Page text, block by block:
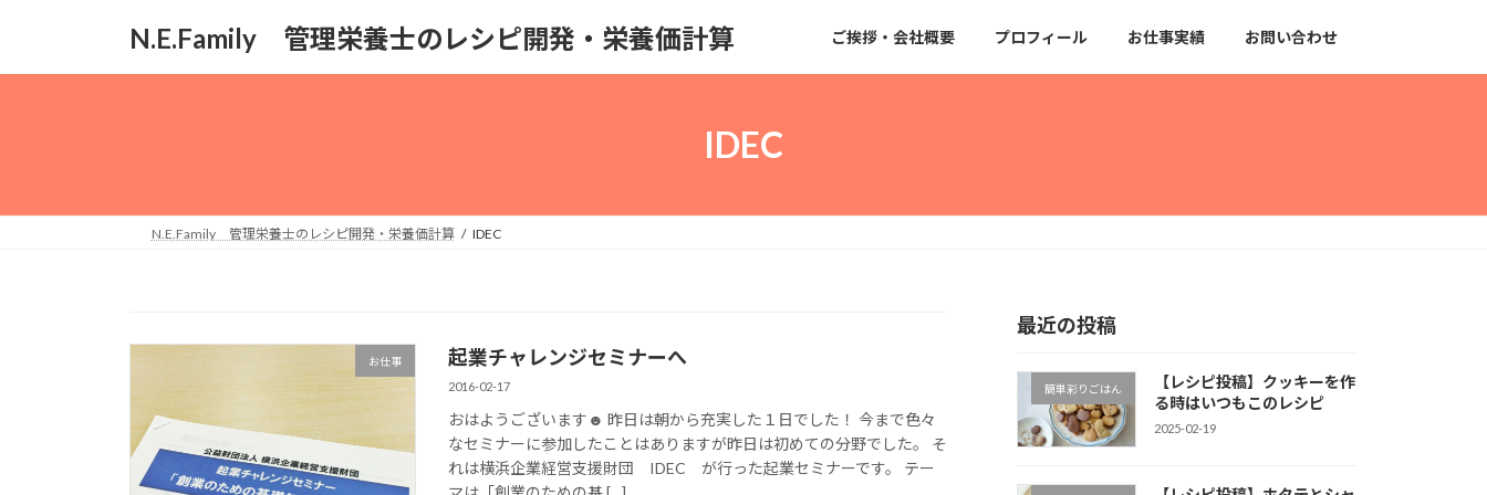
N.E.Family 管理栄養士のレシピ開発・栄養価計算 ご挨拶・会社概要 プロフィール お仕事実績 お問い合わせ
IDEC
N.E.Family 管理栄養士のレシピ開発・栄養価計算 IDEC
お仕事 起業チャレンジセミナーへ
2016-02-17
おはようございます☻ 昨日は朝から充実した１日でした！ 今まで色々
なセミナーに参加したことはありますが昨日は初めての分野でした。 そ
れは横浜企業経営支援財団 IDEC が行った起業セミナーです。 テー
最近の投稿
簡単彩りごはん
【レシピ投稿】クッキーを作
る時はいつもこのレシピ
2025-02-19